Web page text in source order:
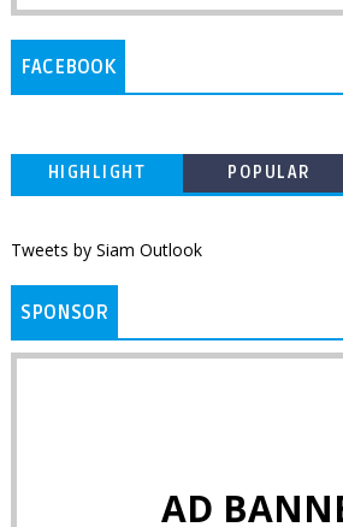
FACEBOOK
HIGHLIGHT POPULAR
Tweets by Siam Outlook
SPONSOR
AD